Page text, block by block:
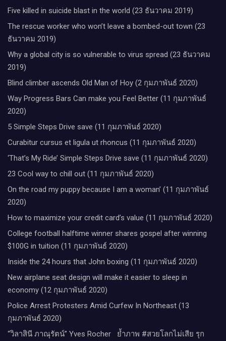
Five killed in suicide blast in the world (23 ธันวาคม 2019)
The rescue worker who won’t leave a bombed-out town (23
ธันวาคม 2019)
Why a global city is so vulnerable to virus spread (23 ธันวาคม
2019)
Blind climber ascends Old Man of Hoy (2 กุมภาพันธ์ 2020)
Way Progress Bars Can make you Feel Better (11 กุมภาพันธ์
2020)
5 Simple Steps Drive save (11 กุมภาพันธ์ 2020)
Curabitur cursus et ligula ut rhoncus (11 กุมภาพันธ์ 2020)
‘That’s My Ride’ Simple Steps Drive save (11 กุมภาพันธ์ 2020)
23 Cool way to chill out (11 กุมภาพันธ์ 2020)
On the road my puppy because I am a woman’ (11 กุมภาพันธ์
2020)
How to maximize your credit card’s value (11 กุมภาพันธ์ 2020)
College football halftime winner shares gospel after winning
$100G in tuition (11 กุมภาพันธ์ 2020)
Inside the 24 hours that John boxing (11 กุมภาพันธ์ 2020)
New airplane seat design will make it easier to sleep in
economy (12 กุมภาพันธ์ 2020)
Police Arrest Protesters Amid Curfew In Northeast (13
กุมภาพันธ์ 2020)
“วิลาสินี ภาณุรัตน์” Yves Rocher​ ย้ำภาพ #สวยโลกไม่เสีย รุก